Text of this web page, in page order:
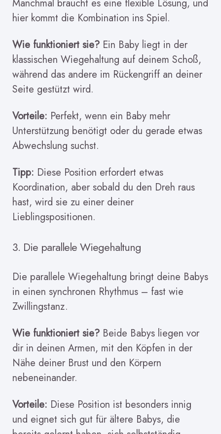
Manchmal braucht es eine flexible Lösung, und
hier kommt die Kombination ins Spiel.
Wie funktioniert sie? Ein Baby liegt in der
klassischen Wiegehaltung auf deinem Schoß,
während das andere im Rückengriff an deiner
Seite gestützt wird.
Vorteile: Perfekt, wenn ein Baby mehr
Unterstützung benötigt oder du gerade etwas
Abwechslung suchst.
Tipp: Diese Position erfordert etwas
Koordination, aber sobald du den Dreh raus
hast, wird sie zu einer deiner
Lieblingspositionen.
3. Die parallele Wiegehaltung
Die parallele Wiegehaltung bringt deine Babys
in einen synchronen Rhythmus – fast wie
Zwillingstanz.
Wie funktioniert sie? Beide Babys liegen vor
dir in deinen Armen, mit den Köpfen in der
Nähe deiner Brust und den Körpern
nebeneinander.
Vorteile: Diese Position ist besonders innig
und eignet sich gut für ältere Babys, die